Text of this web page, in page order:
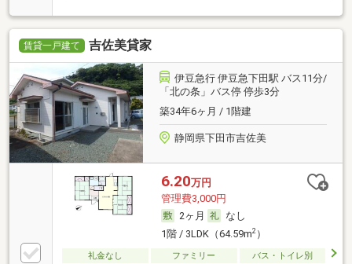
賃貸一戸建て 吉佐美貸家
伊豆急行 伊豆急下田駅 バス11分/
「北の条」バス停 停歩3分
築34年6ヶ月 / 1階建
静岡県下田市吉佐美
6.20万円
管理費3,000円
2ヶ月
なし
1階 / 3LDK（64.59m2）
礼金なし ファミリー
バス・トイレ別